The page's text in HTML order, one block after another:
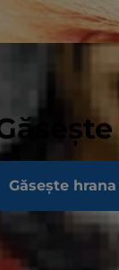
Găsește